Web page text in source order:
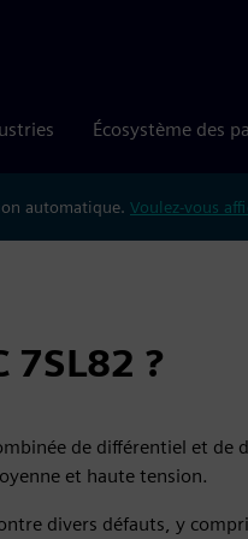
Écosystème des
automatique. Voulez-vous
7SL82 ?
de différentiel et
et haute tension.
divers défauts, y